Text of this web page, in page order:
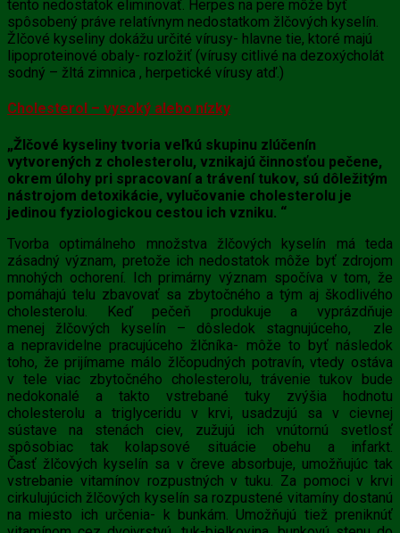
tento nedostatok eliminovať. Herpes na pere môže byť
spôsobený práve relatívnym nedostatkom žlčových kyselín.
Žlčové kyseliny dokážu určité vírusy- hlavne tie, ktoré majú
lipoproteinové obaly- rozložiť (vírusy citlivé na dezoxýcholát
sodný – žltá zimnica , herpetické vírusy atď.)
Cholesterol – vysoký alebo nízky
„Žlčové kyseliny tvoria veľkú skupinu zlúčenín
vytvorených z cholesterolu, vznikajú činnosťou pečene,
okrem úlohy pri spracovaní a trávení tukov, sú dôležitým
nástrojom detoxikácie, vylučovanie cholesterolu je
jedinou fyziologickou cestou ich vzniku. “
Tvorba optimálneho množstva
žlčových kyselín
má teda
zásadný význam, pretože ich nedostatok môže byť zdrojom
mnohých ochorení. Ich primárny význam spočíva v tom, že
pomáhajú telu zbavovať sa zbytočného a tým aj škodlivého
cholesterolu. Keď pečeň produkuje a vyprázdňuje
menej
žlčových kyselín
– dôsledok stagnujúceho, zle
a nepravidelne pracujúceho žlčníka- môže to byť následok
toho, že prijímame málo žlčopudných potravín, vtedy ostáva
v tele viac zbytočného cholesterolu, trávenie tukov bude
nedokonalé a takto vstrebané tuky zvýšia hodnotu
cholesterolu a triglyceridu v krvi, usadzujú sa v cievnej
sústave na stenách ciev, zužujú ich vnútornú svetlosť
spôsobiac tak kolapsové situácie obehu a infarkt.
Časť žlčových kyselín sa v čreve absorbuje, umožňujúc tak
vstrebanie vitamínov rozpustných v tuku. Za pomoci v krvi
cirkulujúcich žlčových kyselín sa rozpustené vitamíny dostanú
na miesto ich určenia- k bunkám. Umožňujú tiež preniknúť